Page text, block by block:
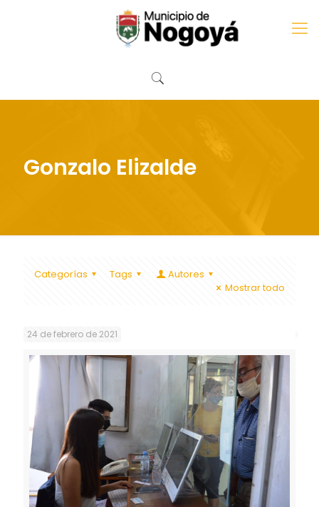
Gonzalo Elizalde
Categorías Tags
Autores
Mostrar todo
24 de febrero de 2021